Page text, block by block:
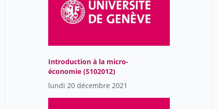
Introduction à la micro-
économie (S102012)
lundi 20 décembre 2021